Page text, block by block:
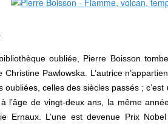
oubliée, Pierre Boisson
Pawlowska. L’autrice
oubliées, celles des siècles passés ;
l’âge de vingt-deux ans, la même
Ernaux. L’une est devenue Prix